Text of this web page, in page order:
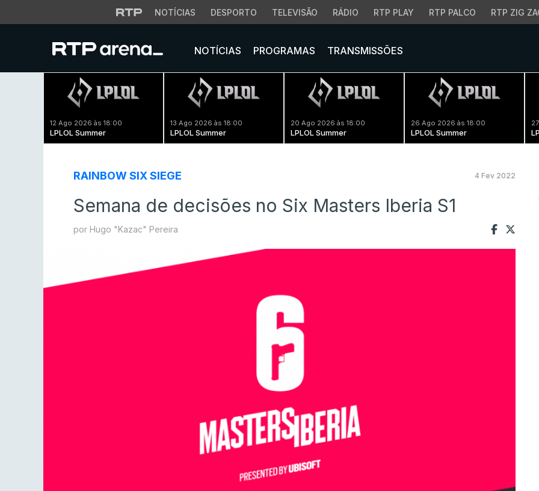
NOTÍCIAS DESPORTO TELEVISÃO RÁDIO RTP PLAY RTP PALCO RTP ZIG
NOTÍCIAS PROGRAMAS TRANSMISSÕES
12 Ago 2026 às 18:00
LPLOL Summer
13 Ago 2026 às 18:00
LPLOL Summer
20 Ago 2026 às 18:00
LPLOL Summer
26 Ago 2026 às 18:00
LPLOL Summer
RAINBOW SIX SIEGE 4 Fev 2022
Semana de decisões no Six Masters Iberia S1
por Hugo "Kazac" Pereira